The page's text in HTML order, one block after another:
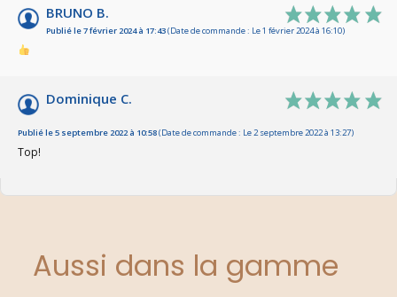
BRUNO B.
Publié le 7 février 2024 à 17:43(Date de commande : Le 1 février 2024 à 16:10)
Dominique C.
Publié le 5 septembre 2022 à 10:58(Date de commande : Le 2 septembre 2022 à 13:27)
Top!
Aussi dans la gamme